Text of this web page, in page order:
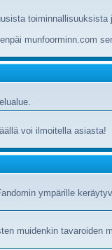
toiminnallisuuksista
munfoorminn.com
voi ilmoitella asiasta!
ympärille
muidenkin tavaroiden